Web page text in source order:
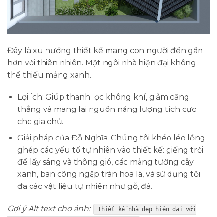
Đây là xu hướng thiết kế mang con người đến gần
hơn với thiên nhiên. Một ngôi nhà hiện đại không
thể thiếu mảng xanh.
Lợi ích: Giúp thanh lọc không khí, giảm căng
thẳng và mang lại nguồn năng lượng tích cực
cho gia chủ.
Giải pháp của Đỗ Nghĩa: Chúng tôi khéo léo lồng
ghép các yếu tố tự nhiên vào thiết kế: giếng trời
để lấy sáng và thông gió, các mảng tường cây
xanh, ban công ngập tràn hoa lá, và sử dụng tối
đa các vật liệu tự nhiên như gỗ, đá.
Gợi ý Alt text cho ảnh: Thiết kế nhà đẹp hiện đại với